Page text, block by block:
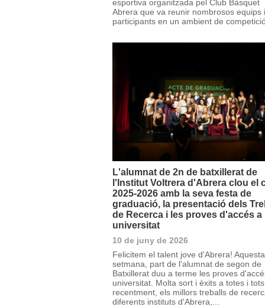
esportiva organitzada pel Club Bàsquet
Abrera que va reunir nombrosos equips i
participants en un ambient de
L'alumnat de 2n de batxillerat de
l'Institut Voltrera d'Abrera clou el
2025-2026 amb la seva festa de
graduació, la presentació dels
de Recerca i les proves d'accés a
universitat
10 de juny de 2026
Felicitem el talent jove d'Abrera! Aquesta
setmana, part de l'alumnat de segon de
Batxillerat duu a terme les proves
universitat. Molta sort i èxits a totes i
recentment, els millors treballs de
diferents instituts d'Abrera,...